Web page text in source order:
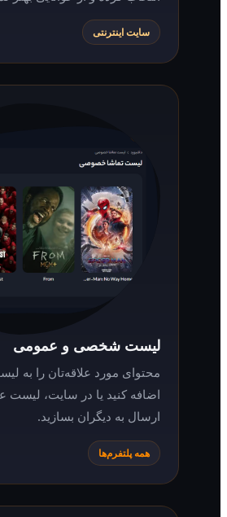
سایت اینترنتی
لیست شخصی و عمومی
محتوای مورد علاقه‌تان را به لیست شخصی
اضافه کنید یا در سایت، لیست عمومی برای
ارسال به دیگران بسازید.
همه پلتفرم‌ها